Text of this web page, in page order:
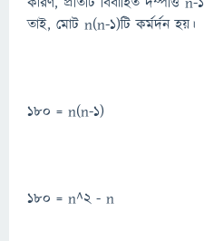
তাই, মোট n(n-1)টি কর্মর্দন হয়।
180 = n(n-1)
180 = n^2 - n